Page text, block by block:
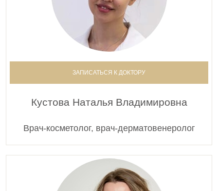
ЗАПИСАТЬСЯ К ДОКТОРУ
Кустова Наталья Владимировна
Врач-косметолог, врач-дерматовенеролог